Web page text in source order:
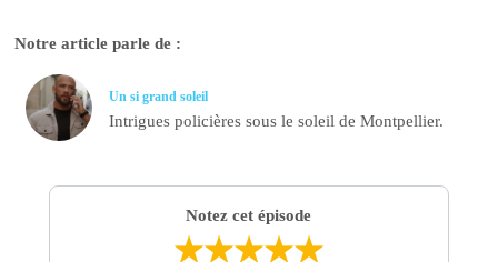
Notre article parle de :
Un si grand soleil
Intrigues policières sous le soleil de Montpellier.
Notez cet épisode
★★★★★